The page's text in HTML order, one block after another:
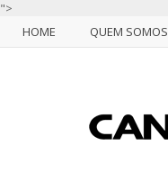
">
HOME
QUEM SOMOS